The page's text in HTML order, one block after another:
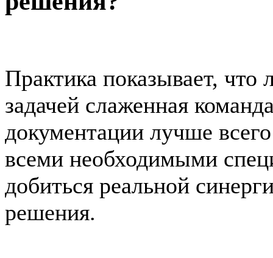
Практика показывает, что
задачей слаженная
документации лучше
всеми необходимыми
добиться реальной
решения.